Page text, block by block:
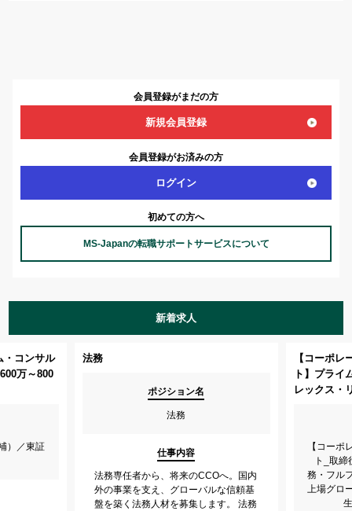
会員登録がまだの方
新規会員登録
会員登録がお済みの方
ログイン
初めての方へ
MS-Japanの転職サポートサービスについて
新着求人
・コンサル
万～800
）／東証
法務
ポジション名
法務
仕事内容
法務専任者から、将来のCCOへ。国内
外の事業を支え、グローバルな信頼基
盤を築く法務人材を募集します。 法務
【コーポレ
ト】プライ
レックス・
【コーポ
ト_取
務・フル
上場グロ